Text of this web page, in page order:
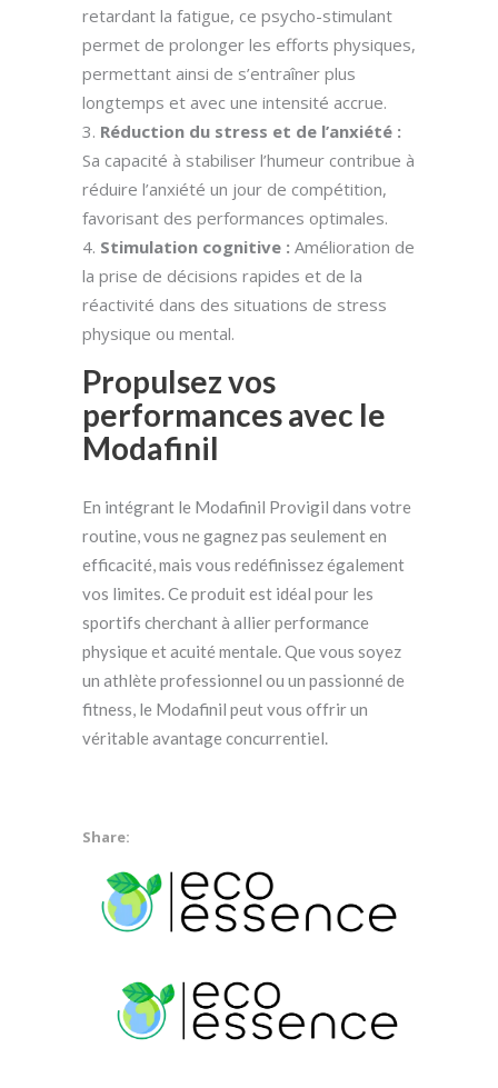
retardant la fatigue, ce psycho-stimulant
permet de prolonger les efforts physiques,
permettant ainsi de s’entraîner plus
longtemps et avec une intensité accrue.
Réduction du stress et de l’anxiété :
Sa capacité à stabiliser l’humeur contribue à
réduire l’anxiété un jour de compétition,
favorisant des performances optimales.
Stimulation cognitive : Amélioration de
la prise de décisions rapides et de la
réactivité dans des situations de stress
physique ou mental.
Propulsez vos
performances avec le
Modafinil
En intégrant le Modafinil Provigil dans votre
routine, vous ne gagnez pas seulement en
efficacité, mais vous redéfinissez également
vos limites. Ce produit est idéal pour les
sportifs cherchant à allier performance
physique et acuité mentale. Que vous soyez
un athlète professionnel ou un passionné de
fitness, le Modafinil peut vous offrir un
véritable avantage concurrentiel.
Share: